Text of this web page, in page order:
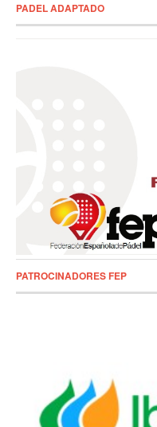
PADEL ADAPTADO
PATROCINADORES FEP